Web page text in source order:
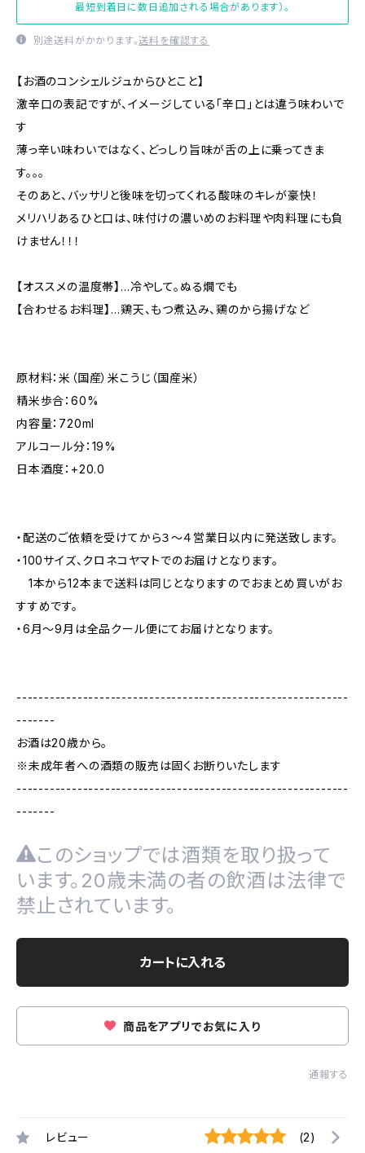
最短到着日に数日追加される場合があります）。
別途送料がかかります。送料を確認する
【お酒のコンシェルジュからひとこと】
激辛口の表記ですが、イメージしている「辛口」とは違う味わいで
す
薄っ辛い味わいではなく、どっしり旨味が舌の上に乗ってきま
す。。。
そのあと、バッサリと後味を切ってくれる酸味のキレが豪快！
メリハリあるひと口は、味付けの濃いめのお料理や肉料理にも負
けません！！！
【オススメの温度帯】…冷やして。ぬる燗でも
【合わせるお料理】…鶏天、もつ煮込み、鶏のから揚げなど
原材料：米（国産）米こうじ（国産米）
精米歩合：60%
内容量：720ml
アルコール分：19%
日本酒度：+20.0
・配送のご依頼を受けてから３〜４営業日以内に発送致します。
・100サイズ、クロネコヤマトでのお届けとなります。
1本から12本まで送料は同じとなりますのでおまとめ買いがお
すすめです。
・6月〜9月は全品クール便にてお届けとなります。
------------------------------------------------------------
-------
お酒は20歳から。
※未成年者への酒類の販売は固くお断りいたします
------------------------------------------------------------
-------
このショップでは酒類を取り扱って
います。20歳未満の者の飲酒は法律で
禁止されています。
カートに入れる
商品をアプリでお気に入り
通報する
レビュー (2)